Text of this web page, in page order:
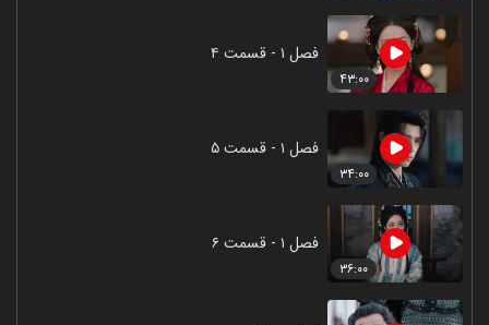
۴۳:۰۰
فصل ۱ - قسمت ۴
۳۴:۰۰
فصل ۱ - قسمت ۵
۳۶:۰۰
فصل ۱ - قسمت ۶